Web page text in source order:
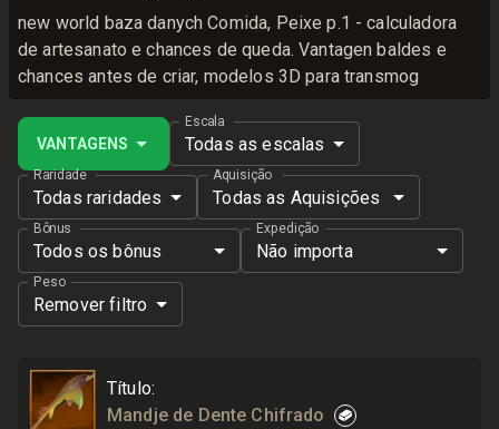
new world baza danych Comida, Peixe p.1 - calculadora
de artesanato e chances de queda. Vantagen baldes e
chances antes de criar, modelos 3D para transmog
VANTAGENS
Escala
Todas as escalas
Raridade
Todas raridades
Aquisição
Todas as Aquisições
Bônus
Todos os bônus
Expedição
Não importa
Peso
Remover filtro
Título:
Mandje de Dente Chifrado